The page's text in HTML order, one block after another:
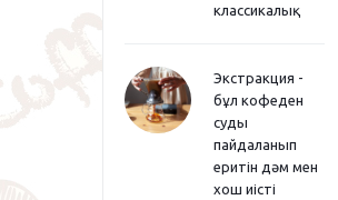
классикалық
Экстракция -
бұл кофеден
суды
пайдаланып
еритін дәм мен
хош иісті